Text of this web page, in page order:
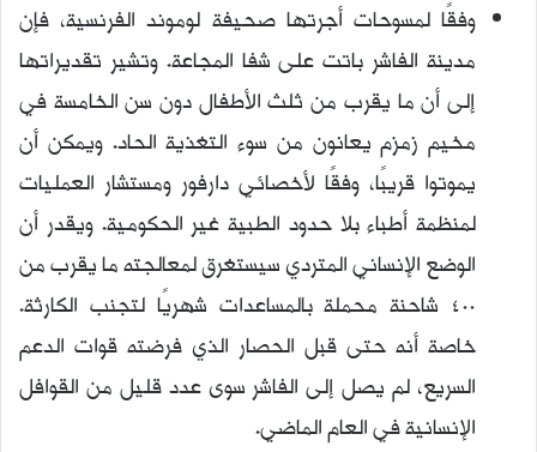
وفقًا لمسوحات أجرتها صحيفة لوموند الفرنسية، فإن
مدينة الفاشر باتت على شفا المجاعة. وتشير تقديراتها
إلى أن ما يقرب من ثلث الأطفال دون سن الخامسة في
مخيم زمزم يعانون من سوء التغذية الحاد. ويمكن أن
يموتوا قريبًا، وفقًا لأخصائي دارفور ومستشار العمليات
لمنظمة أطباء بلا حدود الطبية غير الحكومية. ويقدر أن
الوضع الإنساني المتردي سيستغرق لمعالجته ما يقرب من
400 شاحنة محملة بالمساعدات شهريًا لتجنب الكارثة.
خاصة أنه حتى قبل الحصار الذي فرضته قوات الدعم
السريع، لم يصل إلى الفاشر سوى عدد قليل من القوافل
الإنسانية في العام الماضي.